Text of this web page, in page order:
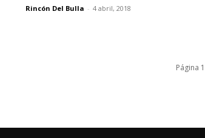
Rincón Del Bulla - 4 abril, 2018
Página